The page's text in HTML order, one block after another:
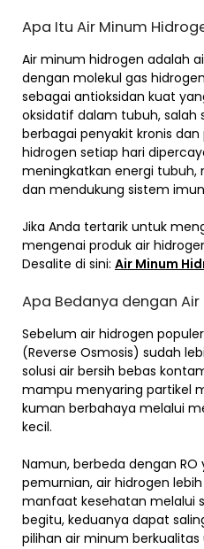
Apa Itu Air Minum
Air minum hidrogen adalah
dengan molekul gas
sebagai antioksidan kuat
oksidatif dalam tubuh,
berbagai penyakit kronis
hidrogen setiap hari
meningkatkan energi
dan mendukung sistem
Jika Anda tertarik untuk
mengenai produk air
Desalite di sini: Air Minum
Apa Bedanya dengan Air
Sebelum air hidrogen
(Reverse Osmosis) sudah
solusi air bersih bebas
mampu menyaring partikel
kuman berbahaya melalui
kecil.
Namun, berbeda dengan
pemurnian, air hidrogen
manfaat kesehatan melalui
begitu, keduanya dapat
pilihan air minum